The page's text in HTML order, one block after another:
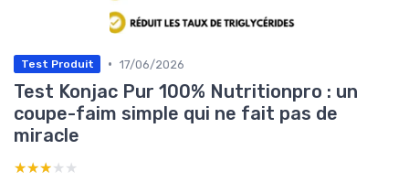
Test Produit • 17/06/2026
Test Konjac Pur 100% Nutritionpro : un
coupe-faim simple qui ne fait pas de
miracle
★★★★★
★★★★★